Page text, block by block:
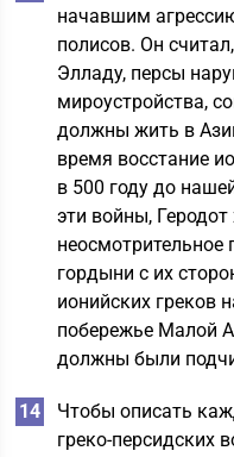
начавшим
полисов. Он
Элладу, персы
мироустройства,
должны жить в
время восстание
в 500 году до
эти войны,
неосмотрительное
гордыни с их
ионийских греков
побережье Малой
должны были
Чтобы описать
греко-персидских